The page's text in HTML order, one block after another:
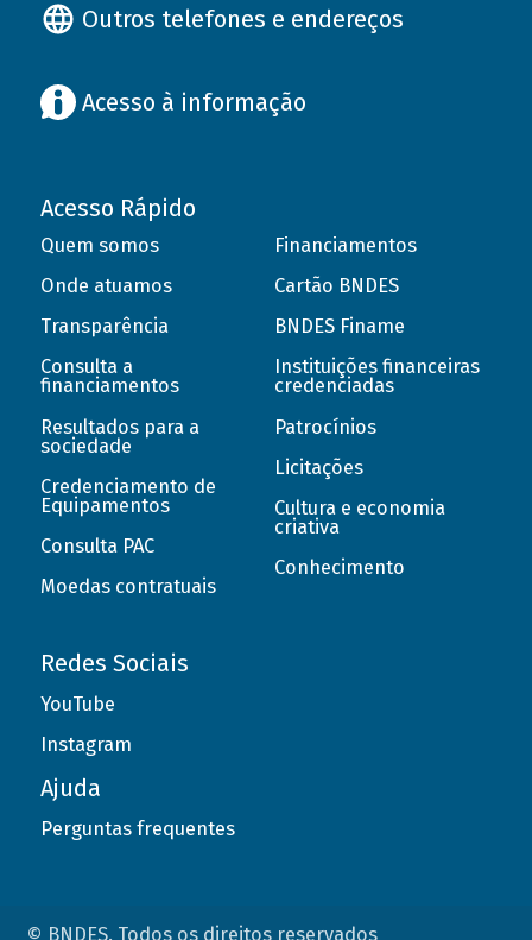
Outros telefones e endereços
Acesso à informação
Acesso Rápido
Quem somos
Onde atuamos
Transparência
Consulta a
financiamentos
Resultados para a
sociedade
Credenciamento de
Equipamentos
Consulta PAC
Moedas contratuais
Financiamentos
Cartão BNDES
BNDES Finame
Instituições financeiras
credenciadas
Patrocínios
Licitações
Cultura e economia
criativa
Conhecimento
Redes Sociais
YouTube
Instagram
Ajuda
Perguntas frequentes
© BNDES. Todos os direitos reservados